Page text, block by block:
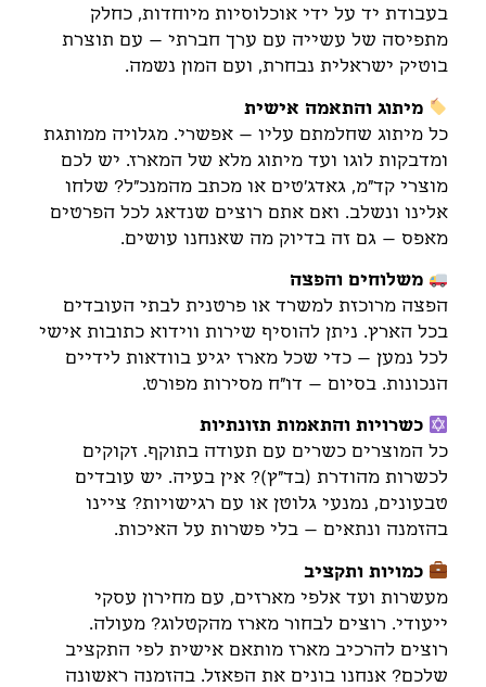
בעבודת יד על ידי אוכלוסיות מיוחדות, כחלק
מתפיסה של עשייה עם ערך חברתי – עם תוצרת
בוטיק ישראלית נבחרת, ועם המון נשמה.
מיתוג והתאמה אישית
כל מיתוג שחלמתם עליו – אפשרי. מגלויה ממותגת
ומדבקות לוגו ועד מיתוג מלא של המארז. יש לכם
מוצרי קד"מ, גאדג'טים או מכתב מהמנכ"ל? שלחו
אלינו ונשלב. ואם אתם רוצים שנדאג לכל הפרטים
מאפס – גם זה בדיוק מה שאנחנו עושים.
משלוחים והפצה
הפצה מרוכזת למשרד או פרטנית לבתי העובדים
בכל הארץ. ניתן להוסיף שירות ווידוא כתובות אישי
לכל נמען – כדי שכל מארז יגיע בוודאות לידיים
הנכונות. בסיום – דו"ח מסירות מפורט.
כשרויות והתאמות תזונתיות
כל המוצרים כשרים עם תעודה בתוקף. זקוקים
לכשרות מהודרת (בד"ץ)? אין בעיה. יש עובדים
טבעונים, נמנעי גלוטן או עם רגישויות? ציינו
בהזמנה ונתאים – בלי פשרות על האיכות.
כמויות ותקציב
מעשרות ועד אלפי מארזים, עם מחירון עסקי
ייעודי. רוצים לבחור מארז מהקטלוג? מעולה.
רוצים להרכיב מארז מותאם אישית לפי התקציב
שלכם? אנחנו בונים את הפאזל. בהזמנה ראשונה